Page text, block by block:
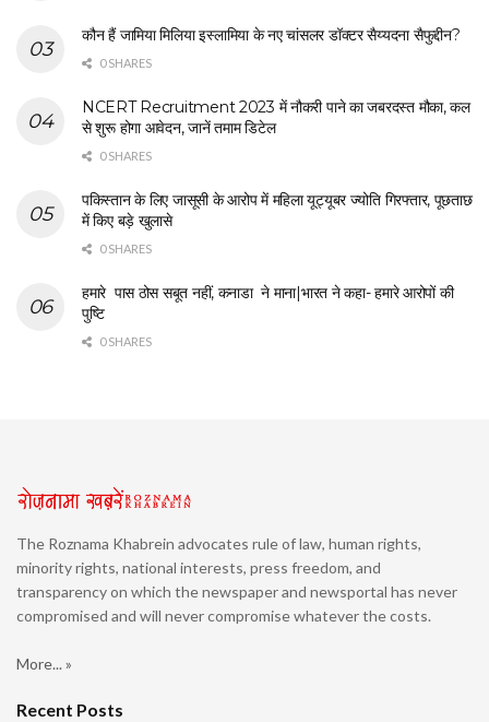
कौन हैं जामिया मिलिया इस्लामिया के नए चांसलर डॉक्टर सैय्यदना सैफुद्दीन?
0 SHARES
NCERT Recruitment 2023 में नौकरी पाने का जबरदस्त मौका, कल
से शुरू होगा आवेदन, जानें तमाम डिटेल
0 SHARES
पकिस्तान के लिए जासूसी के आरोप में महिला यूट्यूबर ज्योति गिरफ्तार, पूछताछ
में किए बड़े खुलासे
0 SHARES
हमारे पास ठोस सबूत नहीं, कनाडा ने माना|भारत ने कहा- हमारे आरोपों की
पुष्टि
0 SHARES
The Roznama Khabrein advocates rule of law, human rights,
minority rights, national interests, press freedom, and
transparency on which the newspaper and newsportal has never
compromised and will never compromise whatever the costs.
More... »
Recent Posts